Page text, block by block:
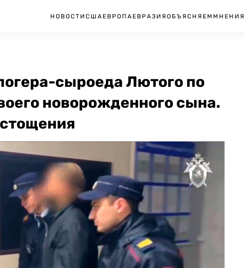
НОВОСТИ США ЕВРОПА ЕВРАЗИЯ ОБЪЯСНЯЕМ МНЕНИЯ
сыроеда Лютого по
новорожденного сына.